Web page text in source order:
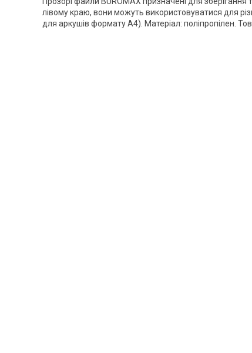
лівому краю, вони можуть використовуватися для
для аркушів формату А4). Матеріал: поліпропілен.